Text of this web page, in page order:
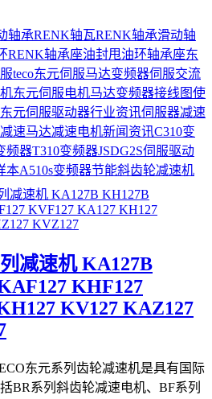
轴承RENK轴瓦RENK轴承滑动轴
RENK轴承座油封甩油环轴承座东
teco东元伺服马达变频器伺服交流
东元伺服电机马达变频器接线图使
东元伺服驱动器行业资讯伺服器减速
减速马达减速电机新闻资讯C310变
频器T310变频器JSDG2S伺服驱动
本A510s变频器节能斜齿轮减速机
减速机 KA127B
KHF127
KV127 KAZ127
东元系列齿轮减速机是具有国际
BR系列斜齿轮减速电机、BF系列